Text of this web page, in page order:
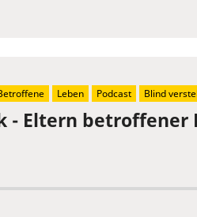
- Eltern betroffener
Leben Podcast Blind